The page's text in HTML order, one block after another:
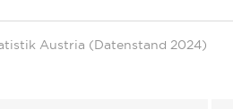
Austria (Datenstand 2024)